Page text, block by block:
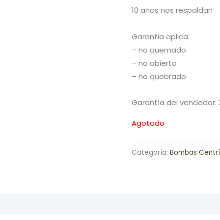
10 años nos respaldan
Garantia aplica:
– no quemado
– no abierto
– no quebrado
Garantía del vendedor:
Agotado
Categoría:Bombas